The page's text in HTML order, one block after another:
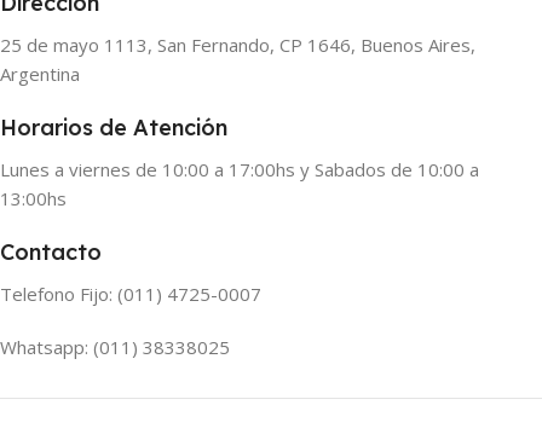
25 de mayo 1113, San Fernando, CP 1646, Buenos Aires,
Argentina
Horarios de Atención
Lunes a viernes de 10:00 a 17:00hs y Sabados de 10:00 a
13:00hs
Contacto
Telefono Fijo: (011) 4725-0007
Whatsapp: (011) 38338025